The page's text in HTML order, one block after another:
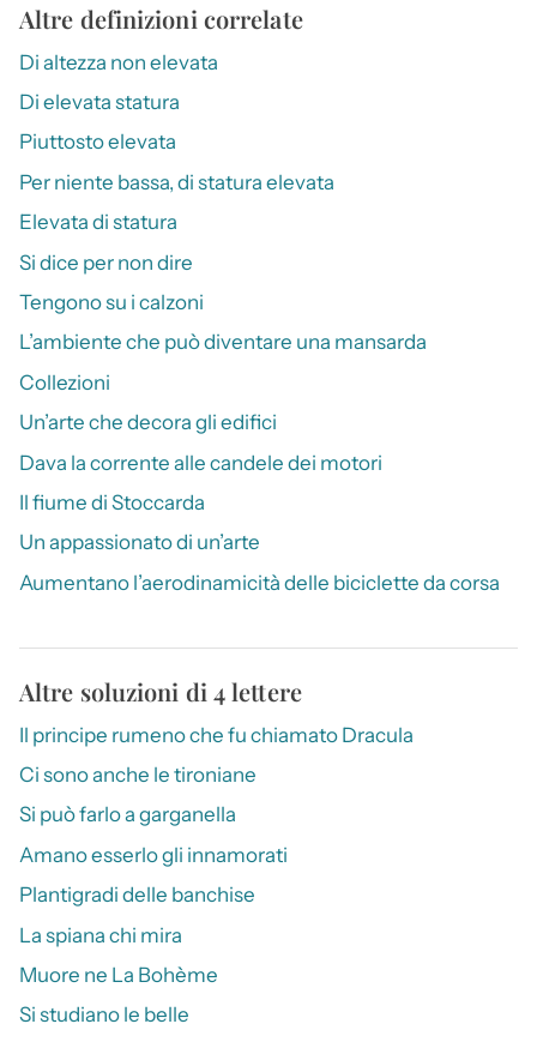
Altre definizioni correlate
Di altezza non elevata
Di elevata statura
Piuttosto elevata
Per niente bassa, di statura elevata
Elevata di statura
Si dice per non dire
Tengono su i calzoni
L’ambiente che può diventare una mansarda
Collezioni
Un’arte che decora gli edifici
Dava la corrente alle candele dei motori
Il fiume di Stoccarda
Un appassionato di un’arte
Aumentano l’aerodinamicità delle biciclette da corsa
Altre soluzioni di 4 lettere
Il principe rumeno che fu chiamato Dracula
Ci sono anche le tironiane
Si può farlo a garganella
Amano esserlo gli innamorati
Plantigradi delle banchise
La spiana chi mira
Muore ne La Bohème
Si studiano le belle